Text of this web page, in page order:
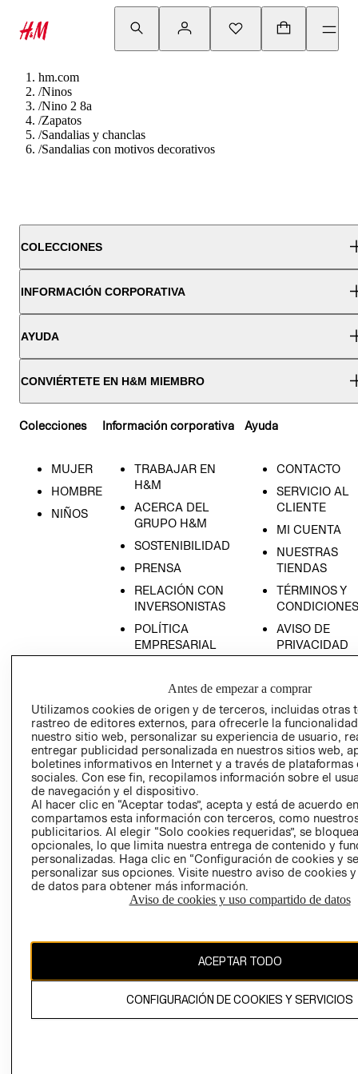
hm.com
/Ninos
/Nino 2 8a
/Zapatos
/Sandalias y chanclas
/Sandalias con motivos decorativos
COLECCIONES
INFORMACIÓN CORPORATIVA
AYUDA
CONVIÉRTETE EN H&M MIEMBRO
Colecciones
MUJER
HOMBRE
NIÑOS
Información corporativa
TRABAJAR EN
H&M
ACERCA DEL
GRUPO H&M
SOSTENIBILIDAD
PRENSA
RELACIÓN CON
INVERSONISTAS
POLÍTICA
EMPRESARIAL
Ayuda
CONTACTO
SERVICIO AL
CLIENTE
MI CUENTA
NUESTRAS
TIENDAS
TÉRMINOS Y
CONDICIONES
AVISO DE
PRIVACIDAD
AVISO DE
COOKIES
LIBRO DE
Ecuador ($)
CAMBIAR REGIÓN
El contenido de esta página web está protegido por copyright y es
propiedad de H&M Hennes & Mauritz AB.
Antes de empezar a comprar
Utilizamos cookies de origen y de terceros, incluidas otras
rastreo de editores externos, para ofrecerle la
nuestro sitio web, personalizar su experiencia de usuario,
entregar publicidad personalizada en nuestros sitios web,
boletines informativos en Internet y a través de plataformas
sociales. Con ese fin, recopilamos información sobre el
de navegación y el dispositivo.
Al hacer clic en “Aceptar todas”, acepta y está de acuerdo
compartamos esta información con terceros, como
publicitarios. Al elegir “Solo cookies requeridas”, se
opcionales, lo que limita nuestra entrega de contenido y
personalizadas. Haga clic en “Configuración de cookies y
personalizar sus opciones. Visite nuestro aviso de cookies
de datos para obtener más información.
Aviso de cookies y uso compartido de datos
ACEPTAR TODO
CONFIGURACIÓN DE COOKIES Y SERVICIOS